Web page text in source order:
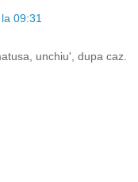
09:31
unchiu', dupa caz.